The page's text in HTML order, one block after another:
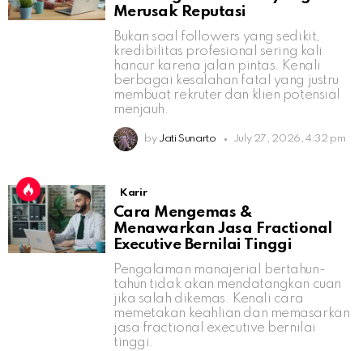
Merusak Reputasi
Bukan soal followers yang sedikit,
kredibilitas profesional sering kali
hancur karena jalan pintas. Kenali
berbagai kesalahan fatal yang justru
membuat rekruter dan klien potensial
menjauh.
by Jati Sunarto July 27, 2026, 4:32 pm
Karir
Cara Mengemas &
Menawarkan Jasa Fractional
Executive Bernilai Tinggi
Pengalaman manajerial bertahun-
tahun tidak akan mendatangkan cuan
jika salah dikemas. Kenali cara
memetakan keahlian dan memasarkan
jasa fractional executive bernilai
tinggi.